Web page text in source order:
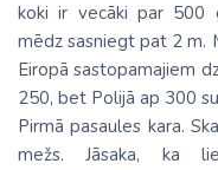
koki ir vecāki par 500
mēdz sasniegt pat 2 m.
Eiropā sastopamajiem
250, bet Polijā ap 300
Pirmā pasaules kara.
mežs. Jāsaka, ka